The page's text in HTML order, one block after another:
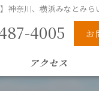
神奈川、横浜みなとみら
4005 お
アクセス